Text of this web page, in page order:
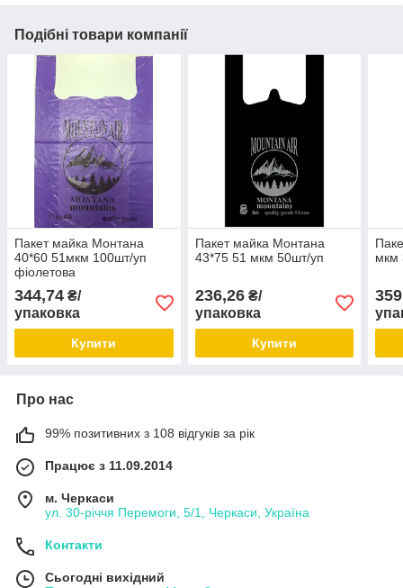
Подібні товари компанії
Пакет майка Монтана
40*60 51мкм 100шт/уп
фіолетова
344,74 ₴/
упаковка
Купити
Пакет майка Монтана
43*75 51 мкм 50шт/уп
236,26₴/
упаковка
Купити
мкм
Про нас
99% позитивних з 108 відгуків за рік
Працює з 11.09.2014
м. Черкаси
ул. 30-рiччя Перемоги, 5/1, Черкаси, Україна
Контакти
Сьогодні вихідний